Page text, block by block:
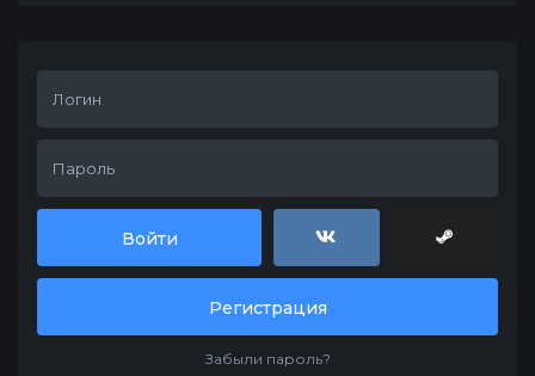
Войти
Регистрация
Забыли пароль?